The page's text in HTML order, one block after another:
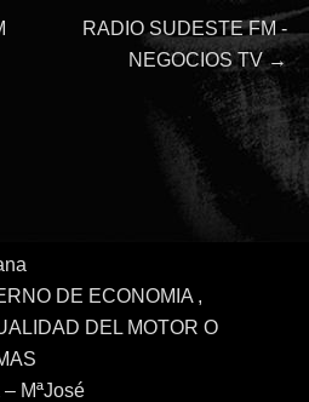
Entrada
siguiente:
RADIO SUDESTE FM -
NEGOCIOS TV →
DE ECONOMIA ,
DEL MOTOR O
MªJosé